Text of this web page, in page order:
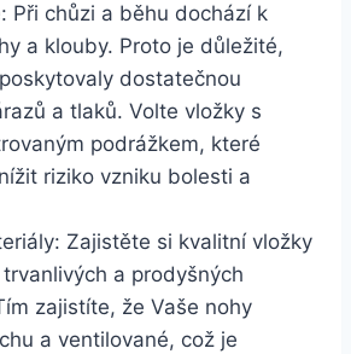
Při chůzi a běhu dochází k
a klouby. Proto je důležité,
dostatečnou
a tlaků. Volte vložky s
podrážkem, které
riziko vzniku bolesti a
Zajistěte si kvalitní vložky
a prodyšných
zajistíte, že Vaše nohy
a ventilované, což je